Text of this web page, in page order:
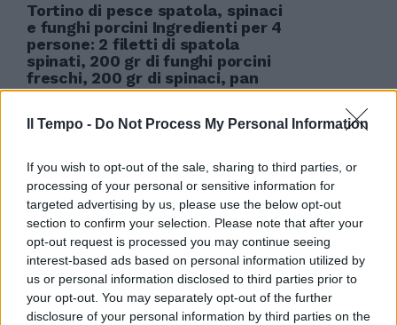
Il Tempo - Do Not Process My Personal Information
If you wish to opt-out of the sale, sharing to third parties, or
processing of your personal or sensitive information for
targeted advertising by us, please use the below opt-out
section to confirm your selection. Please note that after your
opt-out request is processed you may continue seeing
interest-based ads based on personal information utilized by
us or personal information disclosed to third parties prior to
your opt-out. You may separately opt-out of the further
disclosure of your personal information by third parties on the
Tortino di pesce spatola, spinaci
e funghi porcini Ingredienti per 4
persone: 2 filetti di spatola
spinati, 200 gr di funghi porcini
freschi, 200 gr di spinaci, pan
grattato, basilico, 1 spicchio
scorzette d'arancia.
Il clan degli insaziabili
30/01/2011